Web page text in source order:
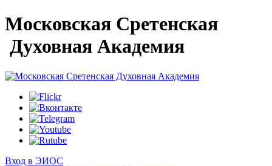
Московская Сретенская
Духовная Академия
Вход в ЭИОС